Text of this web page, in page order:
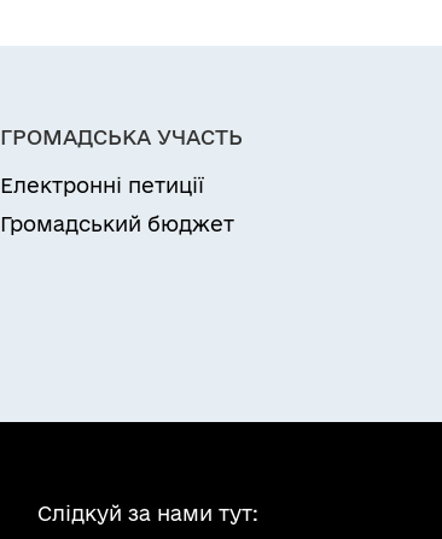
ГРОМАДСЬКА УЧАСТЬ
Електронні петиції
Громадський бюджет
Слідкуй за нами тут: